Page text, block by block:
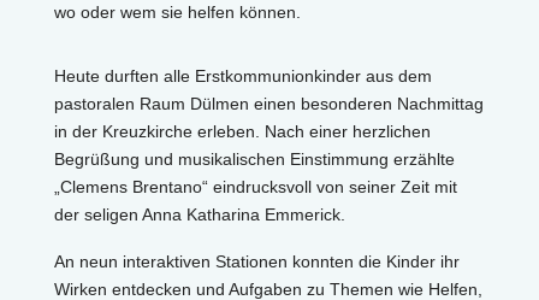
wo oder wem sie helfen können.
Heute durften alle Erstkommunionkinder aus dem
pastoralen Raum Dülmen einen besonderen Nachmittag
in der Kreuzkirche erleben. Nach einer herzlichen
Begrüßung und musikalischen Einstimmung erzählte
„Clemens Brentano“ eindrucksvoll von seiner Zeit mit
der seligen Anna Katharina Emmerick.
An neun interaktiven Stationen konnten die Kinder ihr
Wirken entdecken und Aufgaben zu Themen wie Helfen,